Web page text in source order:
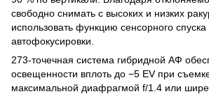
свободно снимать с высоких и низких
использовать функцию сенсорного
автофокусировки.
273-точечная система гибридной АФ
освещенности вплоть до −5 EV при
максимальной диафрагмой f/1.4 или